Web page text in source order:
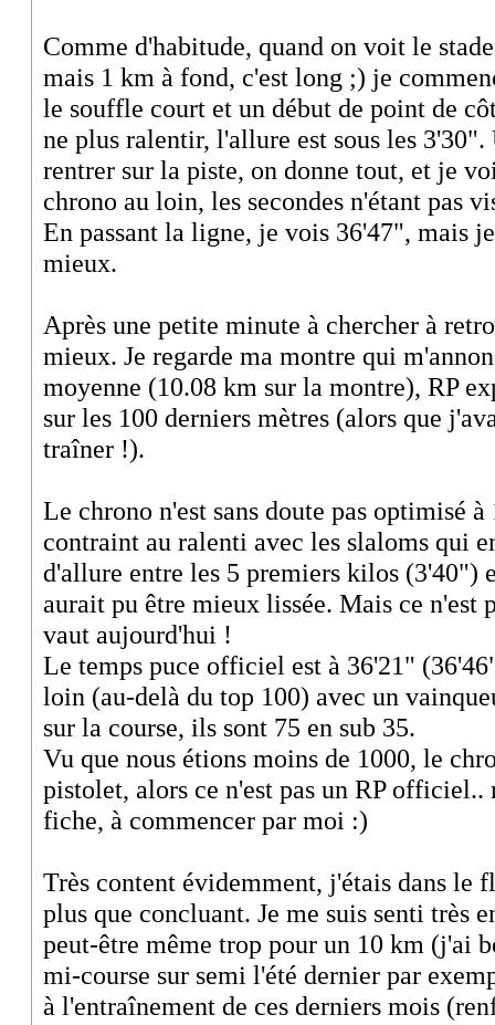
Comme d'habitude, quand on voit le
mais 1 km à fond, c'est long ;) je
le souffle court et un début de point de
ne plus ralentir, l'allure est sous les
rentrer sur la piste, on donne tout, et je
chrono au loin, les secondes n'étant pas
En passant la ligne, je vois 36'47", mais
mieux.
Après une petite minute à chercher à
mieux. Je regarde ma montre qui
moyenne (10.08 km sur la montre), RP
sur les 100 derniers mètres (alors que
traîner !).
Le chrono n'est sans doute pas optimisé
contraint au ralenti avec les slaloms qui
d'allure entre les 5 premiers kilos (3'40")
aurait pu être mieux lissée. Mais ce n'est
vaut aujourd'hui !
Le temps puce officiel est à 36'21"
loin (au-delà du top 100) avec un
sur la course, ils sont 75 en sub 35.
Vu que nous étions moins de 1000, le
pistolet, alors ce n'est pas un RP officiel..
fiche, à commencer par moi :)
Très content évidemment, j'étais dans le
plus que concluant. Je me suis senti très
peut-être même trop pour un 10 km (j'ai
mi-course sur semi l'été dernier par
à l'entraînement de ces derniers mois